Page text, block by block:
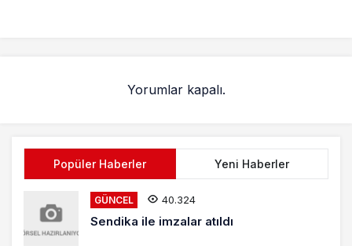
Yorumlar kapalı.
Popüler Haberler Yeni Haberler
GÜNCEL 40.324
Sendika ile imzalar atıldı